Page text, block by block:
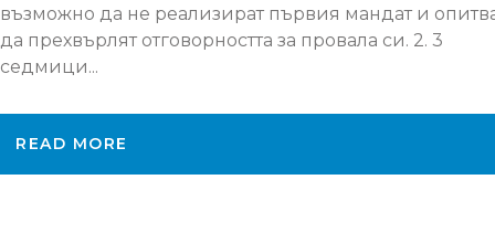
възможно да не реализират първия мандат и
да прехвърлят отговорността за провала си. 2. 3
седмици...
READ MORE